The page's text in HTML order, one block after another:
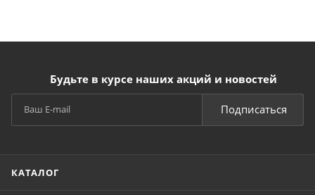
Будьте в курсе наших акций и новостей
Подписаться
КАТАЛОГ